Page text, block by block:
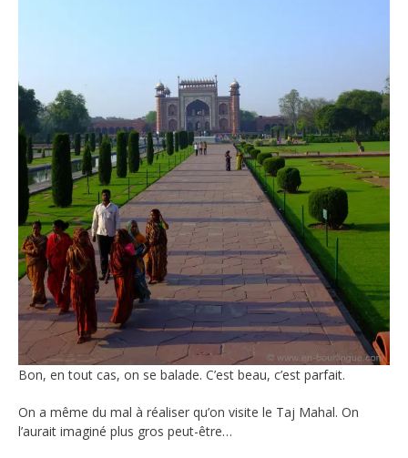
Bon, en tout cas, on se balade. C’est beau, c’est parfait.
On a même du mal à réaliser qu’on visite le Taj Mahal. On
l’aurait imaginé plus gros peut-être…